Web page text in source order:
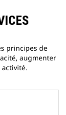
principes de
augmenter